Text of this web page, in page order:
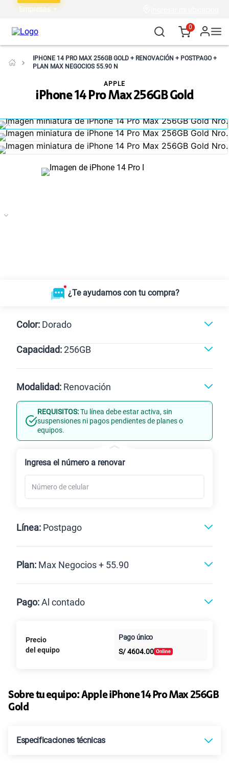
Empresas
0
IPHONE 14 PRO MAX 256GB GOLD + RENOVACIÓN + POSTPAGO +
PLAN MAX NEGOCIOS 55.90 N
iPhone 14 Pro Max 256GB Gold
APPLE
¿Te ayudamos con tu compra?
Color: Dorado
Capacidad:256GB
256GB
Modalidad: Renovación
Línea Nueva Portabilidad
REQUISITOS:Tu línea debe estar activa, sin
suspensiones ni pagos pendientes de planes o
equipos.
Ingresa el número a renovar
Línea: Postpago
Postpago
Plan: Max Negocios + 55.90
Paga solo
10GBen alta velocidad
S/
Paga solo S/ 49.90
Pago:Al contado
Al contado Cuotas Claro
intereses
Precio
del equipo
Pago único
S/4604.00
Sobre tu equipo:Apple iPhone 14 Pro Max 256GB
Gold
Especificaciones técnicas